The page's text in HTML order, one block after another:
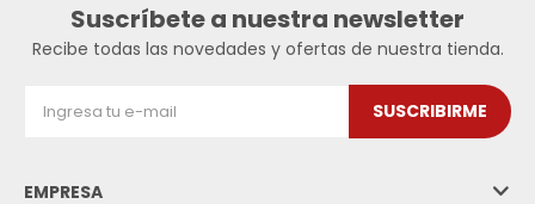
Suscríbete a nuestra newsletter
Recibe todas las novedades y ofertas de nuestra tienda.
SUSCRIBIRME
EMPRESA